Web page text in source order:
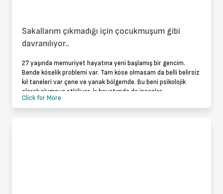
Sakallarım çıkmadığı için çocukmuşum gibi
davranılıyor..
27 yaşında memuriyet hayatına yeni başlamış bir gencim.
Bende köselik problemi var. Tam köse olmasam da belli belirsiz
kıl taneleri var çene ve yanak bölgemde. Bu beni psikolojik
olarak olumsuz etkiliyor. İş hayatımda da insanlar
çocukmuşum gibi davr
Click for More